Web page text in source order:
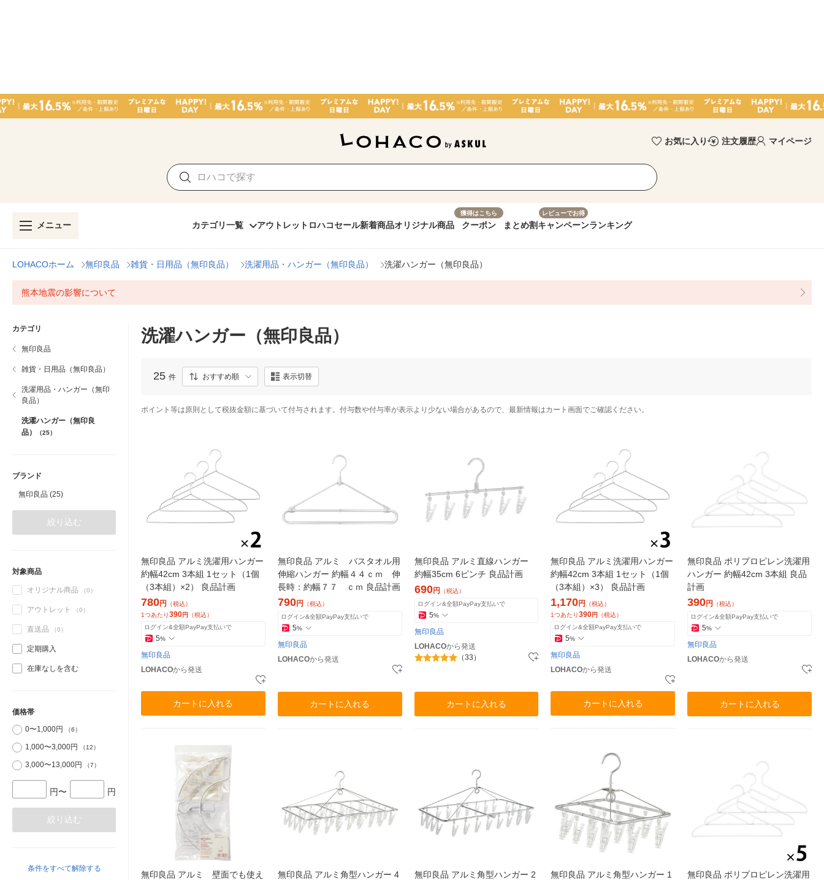
お気に入り 注文履歴 マイページ
メニュー カテゴリ一覧 アウトレット ロハコセール新着商品オリジナル商品
獲得はこちら
クーポン まとめ割
レビューでお得
キャンペーンランキング
LOHACOホーム 無印良品 雑貨・日用品（無印良品） 洗濯用品・ハンガー（無印良品） 洗濯ハンガー（無印良品）
熊本地震の影響について
カテゴリ
無印良品
雑貨・日用品（無印良品）
洗濯用品・ハンガー（無印
良品）
洗濯ハンガー（無印良
品）
（25）
ブランド
無印良品 (25)
絞り込む
対象商品
オリジナル商品 （0）
アウトレット （0）
直送品 （0）
定期購入
在庫なしを含む
価格帯
0〜1,000円
（6）
1,000〜3,000円 （12）
3,000〜13,000円 （7）
円〜 円
絞り込む
条件をすべて解除する
洗濯ハンガー（無印良品）
25 件 おすすめ順 表示切替
ポイント等は原則として税抜金額に基づいて付与されます。付与数や付与率が表示より少ない場合があるので、最新情報はカート画面でご確認ください。
無印良品 アルミ洗濯用ハンガー
約幅42cm 3本組 1セット（1個
（3本組）×2） 良品計画
780円 （税込）
1つあたり390円 （税込）
ログイン&全額PayPay支払いで
5%
無印良品
LOHACOから発送
カートに入れる
無印良品 アルミ バスタオル用
伸縮ハンガー 約幅４４ｃｍ 伸
長時：約幅７７ ｃｍ 良品計画
790円 （税込）
ログイン&全額PayPay支払いで
5%
無印良品
LOHACOから発送
カートに入れる
無印良品 アルミ直線ハンガー
約幅35cm 6ピンチ 良品計画
690円 （税込）
ログイン&全額PayPay支払いで
5%
無印良品
LOHACOから発送
（33）
カートに入れる
無印良品 アルミ洗濯用ハンガー
約幅42cm 3本組 1セット（1個
（3本組）×3） 良品計画
1,170円
（税込）
1つあたり390円
（税込）
ログイン&全額PayPay支払いで
5%
無印良品
LOHACOから発送
カートに入れる
無印良品 ポリプロピレン洗濯用
ハンガー 約幅42cm 3本組 良品
計画
390円
（税込）
ログイン&全額PayPay支払いで
5%
無印良品
LOHACOから発送
カートに入れる
無印良品 アルミ 壁面でも使え
無印良品 アルミ角型ハンガー 4
無印良品 アルミ角型ハンガー 2
無印良品 アルミ角型ハンガー 1
無印良品 ポリプロピレン洗濯用